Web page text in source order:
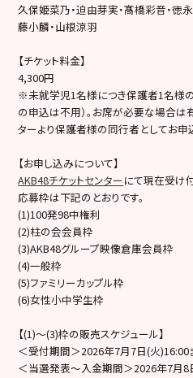
久保姫菜乃・迫由芽実・髙橋彩音・徳
藤小麟・山根涼羽
【チケット料金】
4,300円
※未就学児1名様につき保護者1名様
の申込は不用）。お席が必要な場合は
ターより保護者様の同行者としてお申
【お申し込みについて】
AKB48チケットセンター にて現在受け
応募枠は下記のとおりです。
(1)100発98中権利
(2)柱の会会員枠
(3)AKB48グループ映像倉庫会員枠
(4)一般枠
(5)ファミリーカップル枠
(6)女性小中学生枠
【(1)～(3)枠の販売スケジュール】
＜受付期間＞2026年7月7日(火)16:00
＜当選発表～入金期間＞2026年7月8